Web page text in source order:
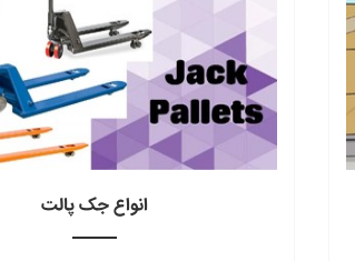
انواع جک پالت